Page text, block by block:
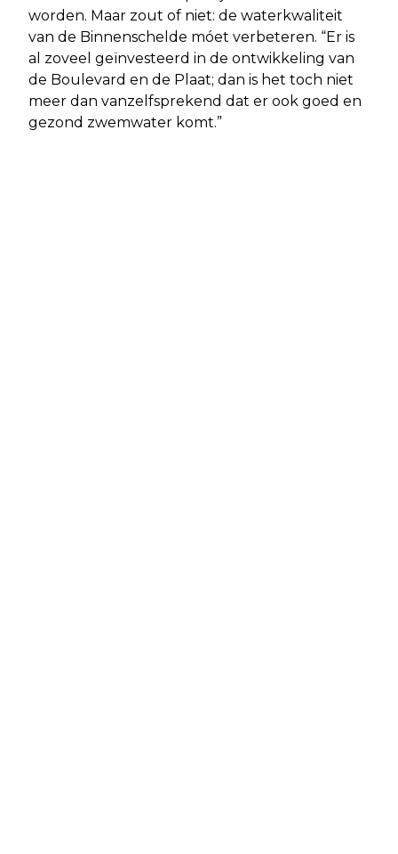
worden. Maar zout of niet: de waterkwaliteit
van de Binnenschelde móet verbeteren. “Er is
al zoveel geïnvesteerd in de ontwikkeling van
de Boulevard en de Plaat; dan is het toch niet
meer dan vanzelfsprekend dat er ook goed en
gezond zwemwater komt.”